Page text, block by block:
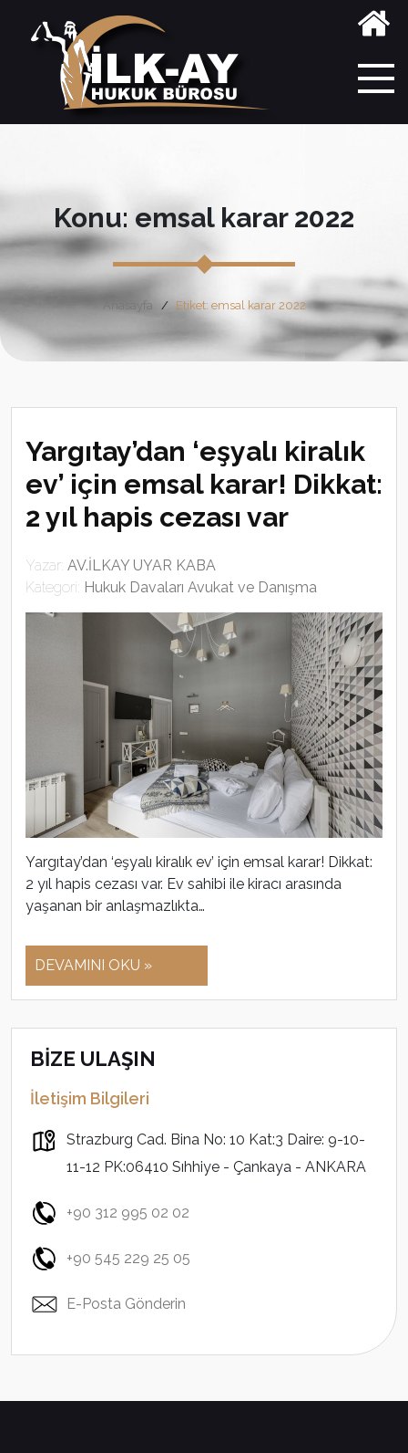
Konu: emsal karar 2022
Anasayfa Etiket: emsal karar 2022
Yargıtay’dan ‘eşyalı kiralık
ev’ için emsal karar! Dikkat:
2 yıl hapis cezası var
Yazar: AV.İLKAY UYAR KABA
Kategori: Hukuk Davaları Avukat ve Danışma
Yargıtay’dan ‘eşyalı kiralık ev’ için emsal karar! Dikkat:
2 yıl hapis cezası var. Ev sahibi ile kiracı arasında
yaşanan bir anlaşmazlıkta…
DEVAMINI OKU »
BİZE ULAŞIN
İletişim Bilgileri
Strazburg Cad. Bina No: 10 Kat:3 Daire: 9-10-
11-12 PK:06410 Sıhhiye - Çankaya - ANKARA
+90 312 995 02 02
+90 545 229 25 05
E-Posta Gönderin